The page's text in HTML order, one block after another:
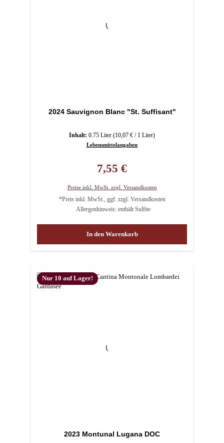
2024 Sauvignon Blanc "St. Suffisant"
Inhalt: 0.75 Liter (10,07 € / 1 Liter)
Lebensmittelangaben
7,55 €
Preise inkl. MwSt. zzgl. Versandkosten
*Preis inkl. MwSt., ggf. zzgl. Versandkosten
Allergenhinweis: enthält Sulfite
In den Warenkorb
Nur 10 auf Lager!
2023 Montunal Lugana DOC